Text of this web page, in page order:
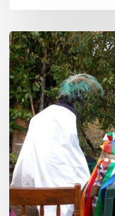
Conmemoración
del
Wiñoy
Tripantü
y
la
Sociedad
Mapuche